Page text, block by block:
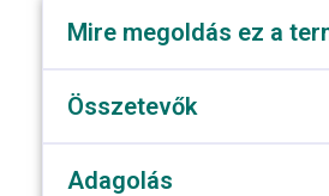
Mire megoldás ez a
Összetevők
Adagolás